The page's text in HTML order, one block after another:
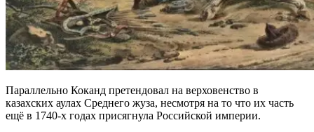
Параллельно Коканд претендовал на верховенство в
казахских аулах Среднего жуза, несмотря на то что их часть
ещё в 1740-х годах присягнула Российской империи.